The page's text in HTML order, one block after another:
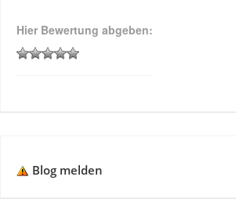
Hier Bewertung abgeben:
Blog melden